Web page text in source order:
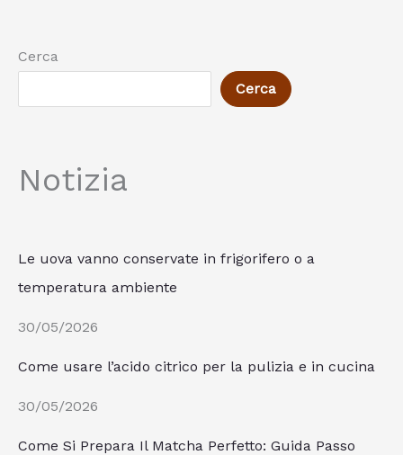
Cerca
Cerca
Notizia
Le uova vanno conservate in frigorifero o a
temperatura ambiente
30/05/2026
Come usare l’acido citrico per la pulizia e in cucina
30/05/2026
Come Si Prepara Il Matcha Perfetto: Guida Passo